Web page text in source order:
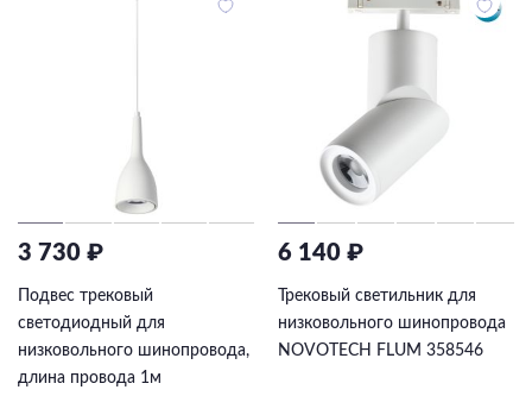
3 730 ₽
Подвес трековый
светодиодный для
низковольного шинопровода,
длина провода 1м
6 140 ₽
Трековый светильник для
низковольного шинопровода
NOVOTECH FLUM 358546